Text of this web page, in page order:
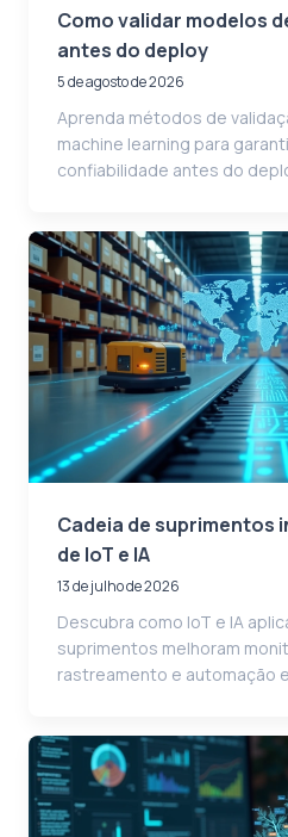
Como validar modelos
antes do deploy
5 de agosto de 2026
Aprenda métodos de
machine learning para
confiabilidade antes do
Cadeia de suprimentos
de IoT e IA
13 de julho de 2026
Descubra como IoT e IA
suprimentos melhoram
rastreamento e automação